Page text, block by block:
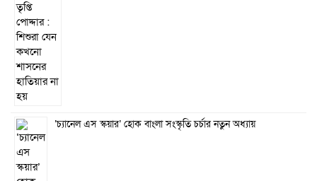
‘চ্যানেল এস স্কয়ার’ হোক বাংলা সংস্কৃতি চর্চার নতুন অধ্যায়